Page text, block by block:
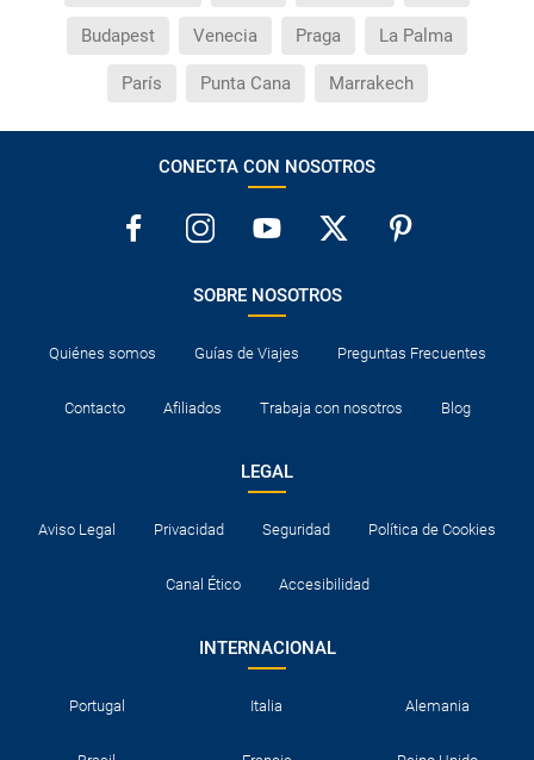
Budapest Venecia Praga La Palma
París Punta Cana Marrakech
CONECTA CON NOSOTROS
SOBRE NOSOTROS
Quiénes somos Guías de Viajes Preguntas Frecuentes
Contacto Afiliados Trabaja con nosotros Blog
LEGAL
Aviso Legal Privacidad Seguridad Política de Cookies
Canal Ético Accesibilidad
INTERNACIONAL
Portugal Italia Alemania